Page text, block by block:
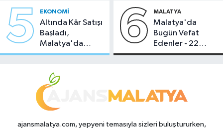
5 EKONOMI
Altında Kâr Satışı
Başladı,
Malatya'da
Makas Ne
6 MALATYA
Malatya'da
Bugün Vefat
Edenler - 22
Temmuz 2026
ajansmalatya.com, yepyeni temasıyla sizleri buluştururken,